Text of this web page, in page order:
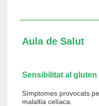
Aula de Salut
Sensibilitat al gluten
Símptomes provocats
malaltia celíaca.